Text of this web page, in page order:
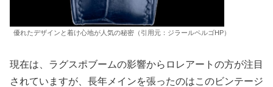
優れたデザインと着け心地が人気の秘密（引用元：ジラールペルゴHP）
現在は、ラグスポブームの影響からロレアートの方が注目
されていますが、長年メインを張ったのはこのビンテージ